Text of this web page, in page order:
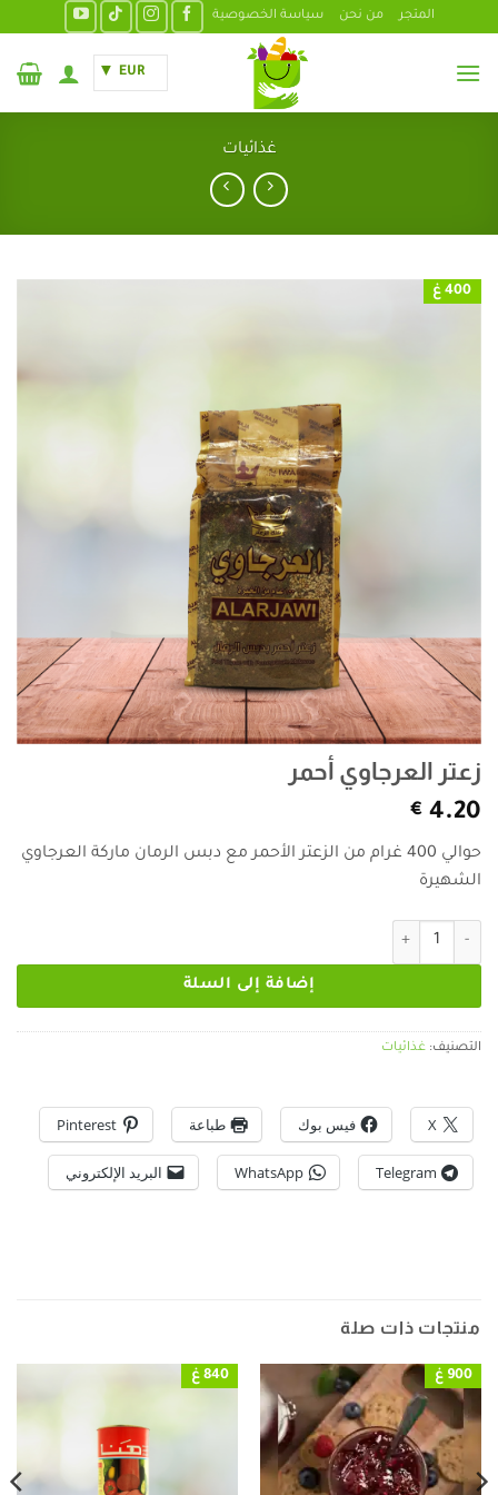
المتجر من نحن سياسة الخصوصية
EUR
غذائيات
400 غ
زعتر العرجاوي أحمر
4.20
€
حوالي 400 غرام من الزعتر الأحمر مع دبس الرمان ماركة العرجاوي
الشهيرة
كمية زعتر العرجاوي أحمر
إضافة إلى السلة
التصنيف: غذائيات
X فيس بوك طباعة Pinterest
Telegram
WhatsApp البريد الإلكتروني
منتجات ذات صلة
900 غ 840 غ